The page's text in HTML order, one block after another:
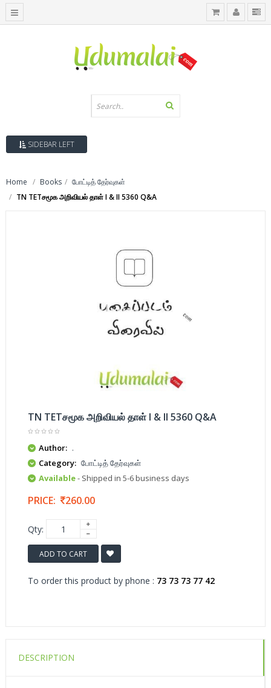
SIDEBAR LEFT
Home Books
போட்டித் தேர்வுகள்
TN TETசமூக அறிவியல் தாள் I & II 5360 Q&A
TN TETசமூக அறிவியல் தாள் I & II 5360 Q&A
Author: .
Category: போட்டித் தேர்வுகள்
Available- Shipped in 5-6 business days
PRICE: 260.00
Qty:
ADD TO CART
To order this product by phone : 73 73 73 77 42
DESCRIPTION